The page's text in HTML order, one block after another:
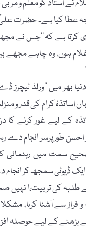
نے استاد کو معلم و
عطا کیا ہے۔ حضرت
ہے کہ ’’جس نے
غلام ہوں، وہ چاہے مجھے
بھر میں ’’ورلڈ ٹیچرز
اساتذۂ کرام کی قدر و
کے لیے غور کرنے کا
طور پرسر انجام دے
سمت میں رہنمائی
ڈیوٹی سمجھ کر انجام
طلبہ کی تربیت،ا نہیں
سے آشنا کرنا،
بڑھنے کے لیے حوصلہ